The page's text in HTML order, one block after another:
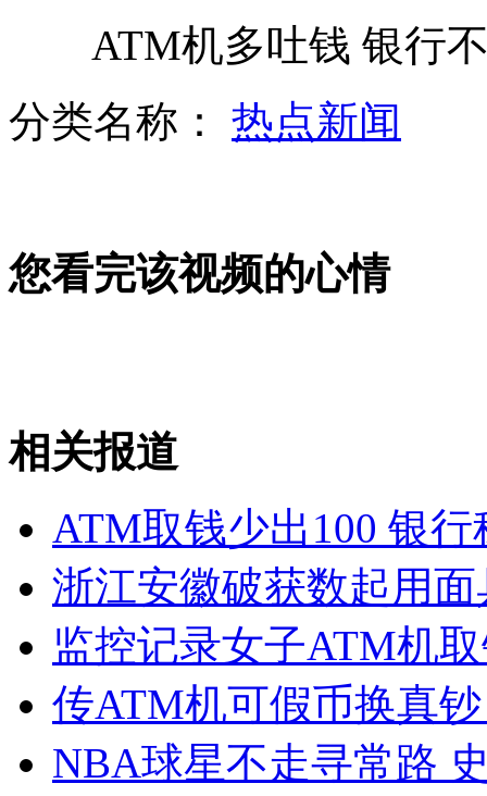
女孩北京地铁殴打老人 痛下狠手拳打脚踢
无痛分娩是否安全 医生回应
外交部：反对强权政治霸凌主义
ATM机多吐钱 银行不
分类名称： 热点新闻
您看完该视频的心情
相关报道
ATM取钱少出100 银
浙江安徽破获数起用
监控记录女子ATM机
传ATM机可假币换真
NBA球星不走寻常路